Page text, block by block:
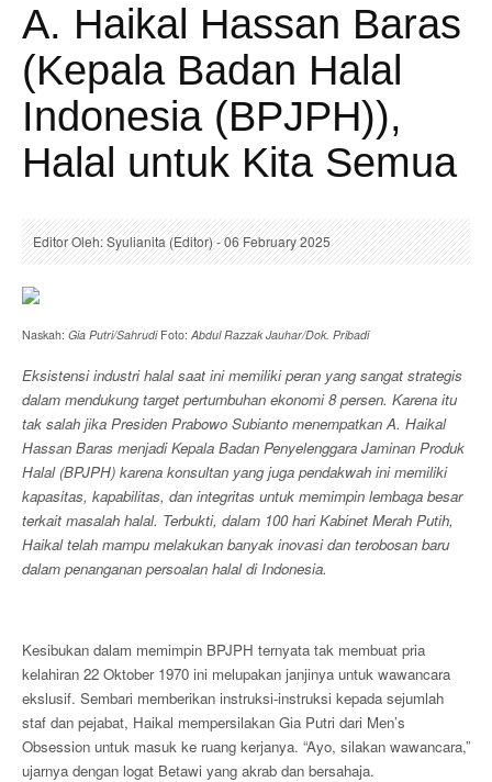
A. Haikal Hassan Baras
(Kepala Badan Halal
Indonesia (BPJPH)),
Halal untuk Kita Semua
Editor Oleh: Syulianita (Editor) - 06 February 2025
Naskah: Gia Putri/SahrudiFoto: Abdul Razzak Jauhar/Dok. Pribadi
Eksistensi industri halal saat ini memiliki peran yang sangat strategis
dalam mendukung target pertumbuhan ekonomi 8 persen. Karena itu
tak salah jika Presiden Prabowo Subianto menempatkan A. Haikal
Hassan Baras menjadi Kepala Badan Penyelenggara Jaminan Produk
Halal (BPJPH) karena konsultan yang juga pendakwah ini memiliki
kapasitas, kapabilitas, dan integritas untuk memimpin lembaga besar
terkait masalah halal. Terbukti, dalam 100 hari Kabinet Merah Putih,
Haikal telah mampu melakukan banyak inovasi dan terobosan baru
dalam penanganan persoalan halal di Indonesia.
Kesibukan dalam memimpin BPJPH ternyata tak membuat pria
kelahiran 22 Oktober 1970 ini melupakan janjinya untuk wawancara
ekslusif. Sembari memberikan instruksi-instruksi kepada sejumlah
staf dan pejabat, Haikal mempersilakan Gia Putri dari Men’s
Obsession untuk masuk ke ruang kerjanya. “Ayo, silakan wawancara,”
ujarnya dengan logat Betawi yang akrab dan bersahaja.